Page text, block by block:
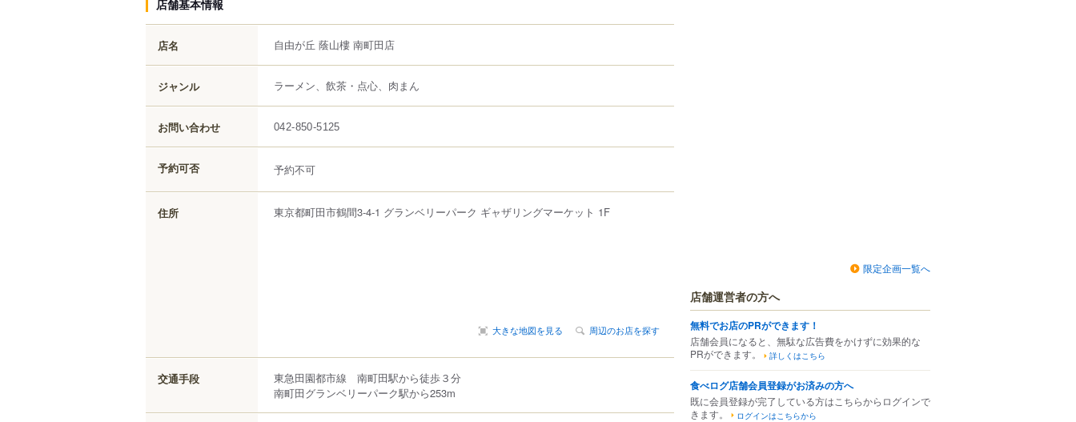
店舗基本情報
店名 自由が丘 蔭山樓 南町田店
ジャンル ラーメン、飲茶・点心、肉まん
お問い合わせ 042-850-5125
予約可否 予約不可
住所 東京都町田市鶴間3-4-1 グランベリーパーク ギャザリングマーケット 1F
大きな地図を見る 周辺のお店を探す
交通手段
東急田園都市線 南町田駅から徒歩３分
南町田グランベリーパーク駅から253m
限定企画一覧へ
店舗運営者の方へ
無料でお店のPRができます！
店舗会員になると、無駄な広告費をかけずに効果的な
PRができます。
詳しくはこちら
食べログ店舗会員登録がお済みの方へ
既に会員登録が完了している方はこちらからログインで
きます。
ログインはこちらから